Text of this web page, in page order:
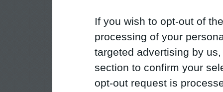
If you wish to opt-out of
processing of your
targeted advertising by
section to confirm your
opt-out request is